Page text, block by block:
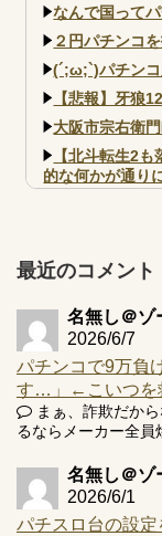
なんで国って
２円パチンコ
(´;ω;`)パチン
【悲報】牙狼
大阪市宗右衛
【北斗転生2
的な何かが通り
井の軽い絆？
Powered by
最近のコメント
名無し＠ゾ
2026/6/7
パチンコで9万負
す…」←こいつを
まぁ、詐欺だか
るならメーカー全員
名無し＠ゾ
2026/6/1
パチスロ台の設